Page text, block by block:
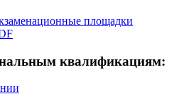
площадки
квалификациям: